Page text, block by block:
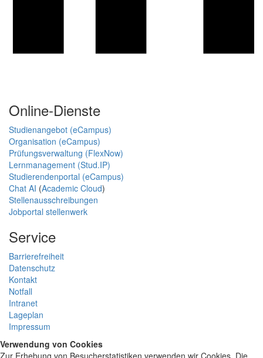
Online-Dienste
Studienangebot (eCampus)
Organisation (eCampus)
Prüfungsverwaltung (FlexNow)
Lernmanagement (Stud.IP)
Studierendenportal (eCampus)
Chat AI (Academic Cloud)
Stellenausschreibungen
Jobportal stellenwerk
Service
Barrierefreiheit
Datenschutz
Kontakt
Notfall
Intranet
Lageplan
Impressum
Verwendung von Cookies